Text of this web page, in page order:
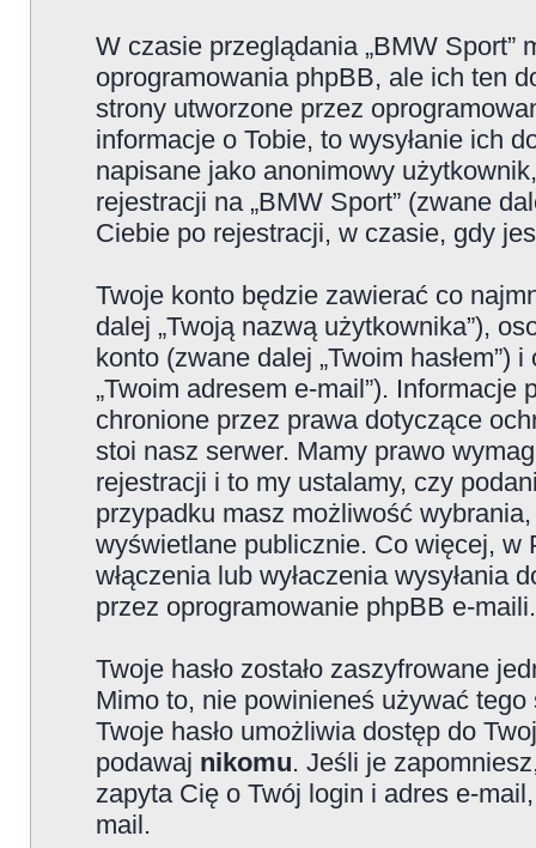
W czasie przeglądania „BMW
oprogramowania phpBB, ale ich ten
strony utworzone przez
informacje o Tobie, to wysyłanie ich
napisane jako anonimowy
rejestracji na „BMW Sport” (zwane
Ciebie po rejestracji, w czasie, gdy
Twoje konto będzie zawierać co
dalej „Twoją nazwą użytkownika”),
konto (zwane dalej „Twoim
„Twoim adresem e-mail”). Informacje
chronione przez prawa dotyczące
stoi nasz serwer. Mamy prawo
rejestracji i to my ustalamy, czy
przypadku masz możliwość
wyświetlane publicznie. Co więcej, w
włączenia lub wyłaczenia
przez oprogramowanie phpBB e-maili.
Twoje hasło zostało zaszyfrowane
Mimo to, nie powinieneś używać
Twoje hasło umożliwia dostęp do
podawaj nikomu. Jeśli je
zapyta Cię o Twój login i adres e-
mail.